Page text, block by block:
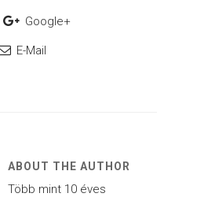
Google+
E-Mail
ABOUT THE AUTHOR
Több mint 10 éves